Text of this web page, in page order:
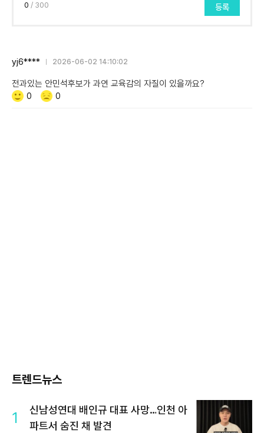
0 / 300 등록
yj6**** 2026-06-02 14:10:02
전과있는 안민석후보가 과연 교육감의 자질이 있을까요?
Like/Dislike
공
0
비
0
트렌드뉴스
1
신남성연대 배인규 대표 사망…인천 아
파트서 숨진 채 발견